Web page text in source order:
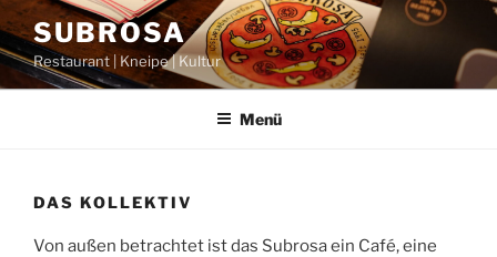
Zum
Inhalt
springen
SUBROSA
Restaurant | Kneipe | Kultur
Menü
DAS KOLLEKTIV
Von außen betrachtet ist das Subrosa ein Café, eine